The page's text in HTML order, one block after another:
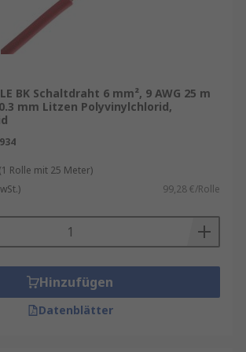
verschiedenen Systemen und
übertragen. In der
werden Schaltdrähte in
um Signale zwischen
Arten von
es?
Arten von Schaltdrähten,
Anwendungen ausgelegt
gängigsten Arten sind
, Koaxialkabel und
bei denen Flexibilität
während Litzen in Anwendungen
bei denen eine höhere
BK Schaltdraht 6 mm², 9 AWG 25 m
mm Litzen Polyvinylchlorid,
Rolle mit 25 Meter)
99,28 €/Rolle
Hinzufügen
Datenblätter